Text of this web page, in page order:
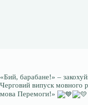
«Бий, барабане!» –
Черговий випуск мовного
мова Перемоги!»